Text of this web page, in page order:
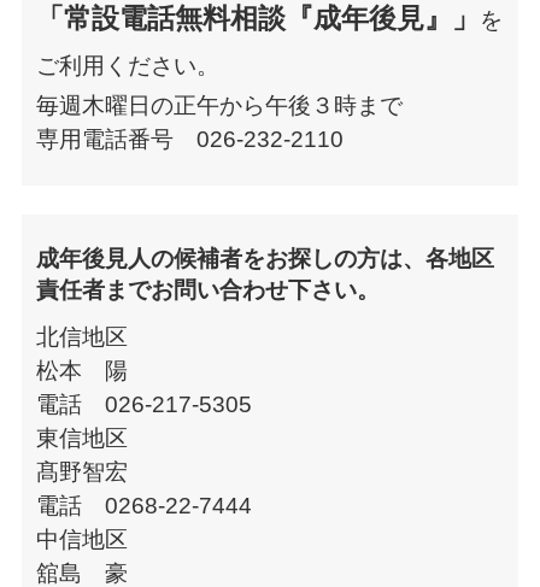
「常設電話無料相談『成年後見』」
を
ご利用ください。
毎週木曜日の正午から午後３時まで
専用電話番号 026-232-2110
成年後見人の候補者をお探しの方は、各地区
責任者までお問い合わせ下さい。
北信地区
松本 陽
電話 026-217-5305
東信地区
髙野智宏
電話 0268-22-7444
中信地区
舘島 豪